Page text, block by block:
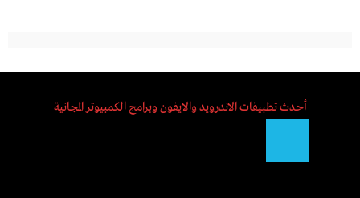
أحدث تطبيقات الاندرويد والايفون وبرامج الكمبيوتر المجانية